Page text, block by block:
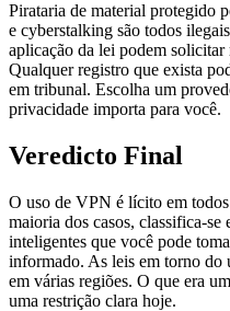
Pirataria de material protegido
e cyberstalking são todos
aplicação da lei podem
Qualquer registro que exista
em tribunal. Escolha um
privacidade importa para você.
Veredicto Final
O uso de VPN é lícito em
maioria dos casos, classifica-se
inteligentes que você pode
informado. As leis em torno do
em várias regiões. O que era
uma restrição clara hoje.